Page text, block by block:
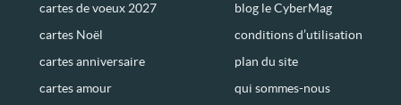
cartes de voeux 2027
cartes Noël
cartes anniversaire
cartes amour
blog le CyberMag
conditions d’utilisation
plan du site
qui sommes-nous